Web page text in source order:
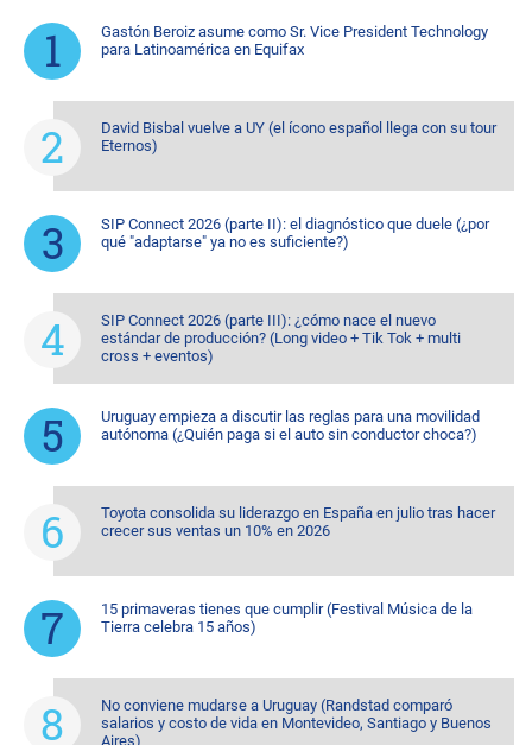
Gastón Beroiz asume como Sr. Vice President Technology
para Latinoamérica en Equifax
David Bisbal vuelve a UY (el ícono español llega con su tour
Eternos)
SIP Connect 2026 (parte II): el diagnóstico que duele (¿por
qué "adaptarse" ya no es suficiente?)
SIP Connect 2026 (parte III): ¿cómo nace el nuevo
estándar de producción? (Long video + Tik Tok + multi
cross + eventos)
Uruguay empieza a discutir las reglas para una movilidad
autónoma (¿Quién paga si el auto sin conductor choca?)
Toyota consolida su liderazgo en España en julio tras hacer
crecer sus ventas un 10% en 2026
15 primaveras tienes que cumplir (Festival Música de la
Tierra celebra 15 años)
No conviene mudarse a Uruguay (Randstad comparó
salarios y costo de vida en Montevideo, Santiago y Buenos
Aires)